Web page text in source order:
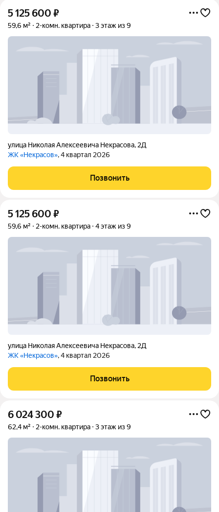
5 125 600 ₽
59,6 м² 2-комн. квартира 3 этаж из 9
улица Николая Алексеевича Некрасова, 2Д
ЖК «Некрасов», 4 квартал 2026
Позвонить
5 125 600 ₽
59,6 м² 2-комн. квартира 4 этаж из 9
улица Николая Алексеевича Некрасова, 2Д
ЖК «Некрасов», 4 квартал 2026
Позвонить
6 024 300 ₽
62,4 м² 2-комн. квартира 3 этаж из 9